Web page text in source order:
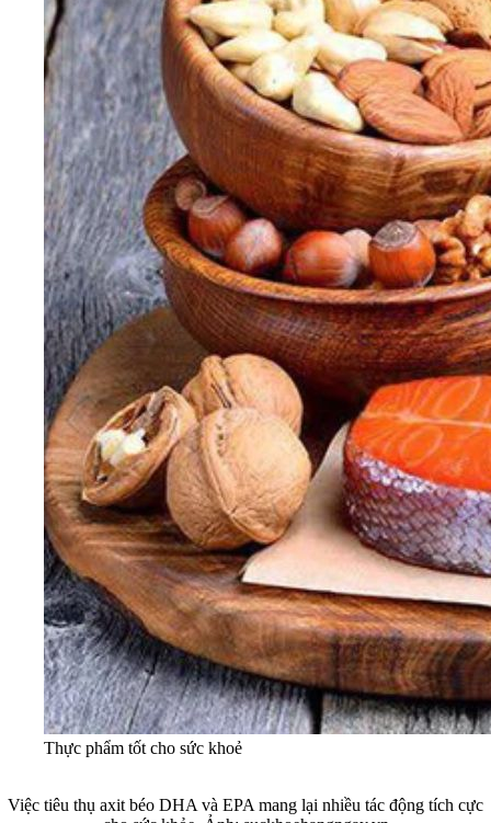
Thực phẩm tốt cho sức khoẻ
Việc tiêu thụ axit béo DHA và EPA mang lại nhiều tác động tích cực